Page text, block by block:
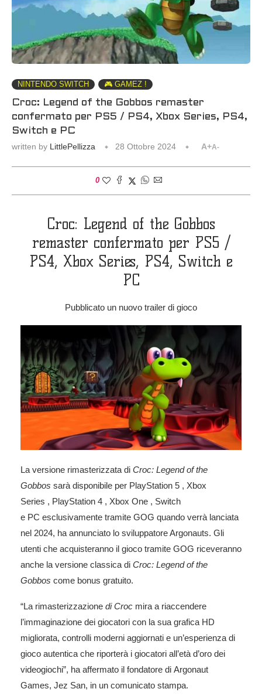
NINTENDO SWITCH 🎮 GAMEZ !
Croc: Legend of the Gobbos remaster
confermato per PS5 / PS4, Xbox Series, PS4,
Switch e PC
written by LittlePellizza 28 Ottobre 2024 A+A-
0
Croc: Legend of the Gobbos
remaster confermato per PS5 /
PS4, Xbox Series, PS4, Switch e
PC
Pubblicato un nuovo trailer di gioco
La versione rimasterizzata di Croc: Legend of the
Gobbos sarà disponibile per PlayStation 5 , Xbox
Series , PlayStation 4 , Xbox One , Switch
e PC esclusivamente tramite GOG quando verrà lanciata
nel 2024, ha annunciato lo sviluppatore Argonauts. Gli
utenti che acquisteranno il gioco tramite GOG riceveranno
anche la versione classica di Croc: Legend of the
Gobbos come bonus gratuito.
“La rimasterizzazione di Croc mira a riaccendere
l’immaginazione dei giocatori con la sua grafica HD
migliorata, controlli moderni aggiornati e un’esperienza di
gioco autentica che riporterà i giocatori all’età d’oro dei
videogiochi”, ha affermato il fondatore di Argonaut
Games, Jez San, in un comunicato stampa.